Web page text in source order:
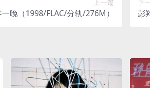
上一篇
晚（1998/FLAC/分轨/276M）
下
彭